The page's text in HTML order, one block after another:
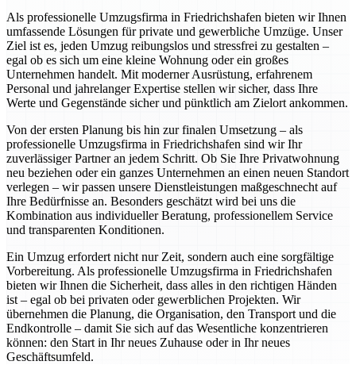
Als professionelle Umzugsfirma in Friedrichshafen bieten wir Ihnen
umfassende Lösungen für private und gewerbliche Umzüge. Unser
Ziel ist es, jeden Umzug reibungslos und stressfrei zu gestalten –
egal ob es sich um eine kleine Wohnung oder ein großes
Unternehmen handelt. Mit moderner Ausrüstung, erfahrenem
Personal und jahrelanger Expertise stellen wir sicher, dass Ihre
Werte und Gegenstände sicher und pünktlich am Zielort ankommen.
Von der ersten Planung bis hin zur finalen Umsetzung – als
professionelle Umzugsfirma in Friedrichshafen sind wir Ihr
zuverlässiger Partner an jedem Schritt. Ob Sie Ihre Privatwohnung
neu beziehen oder ein ganzes Unternehmen an einen neuen Standort
verlegen – wir passen unsere Dienstleistungen maßgeschnecht auf
Ihre Bedürfnisse an. Besonders geschätzt wird bei uns die
Kombination aus individueller Beratung, professionellem Service
und transparenten Konditionen.
Ein Umzug erfordert nicht nur Zeit, sondern auch eine sorgfältige
Vorbereitung. Als professionelle Umzugsfirma in Friedrichshafen
bieten wir Ihnen die Sicherheit, dass alles in den richtigen Händen
ist – egal ob bei privaten oder gewerblichen Projekten. Wir
übernehmen die Planung, die Organisation, den Transport und die
Endkontrolle – damit Sie sich auf das Wesentliche konzentrieren
können: den Start in Ihr neues Zuhause oder in Ihr neues
Geschäftsumfeld.